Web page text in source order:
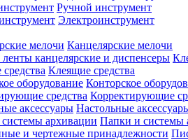
Ручной инструмент
Электроинструмент
Канцелярские мелочи
Клеящие средства
Конторское
Корректирующие
Настольные
Папки и системы